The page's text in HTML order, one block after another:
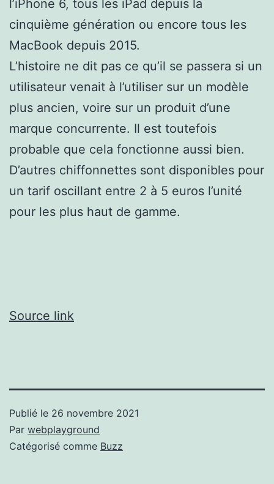
l’iPhone 6, tous les iPad depuis la
cinquième génération ou encore tous les
MacBook depuis 2015.
L’histoire ne dit pas ce qu’il se passera si un
utilisateur venait à l’utiliser sur un modèle
plus ancien, voire sur un produit d’une
marque concurrente. Il est toutefois
probable que cela fonctionne aussi bien.
D’autres chiffonnettes sont disponibles pour
un tarif oscillant entre 2 à 5 euros l’unité
pour les plus haut de gamme.
Source link
Publié le 26 novembre 2021
Par webplayground
Catégorisé comme Buzz